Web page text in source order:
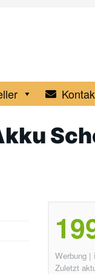
Werbung |
Zuletzt